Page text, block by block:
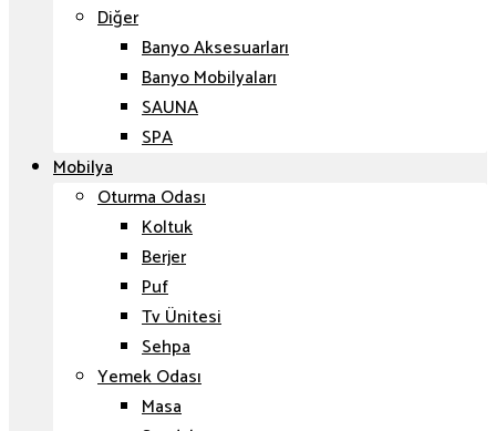
Diğer
Banyo Aksesuarları
Banyo Mobilyaları
SAUNA
SPA
Mobilya
Oturma Odası
Koltuk
Berjer
Puf
Tv Ünitesi
Sehpa
Yemek Odası
Masa